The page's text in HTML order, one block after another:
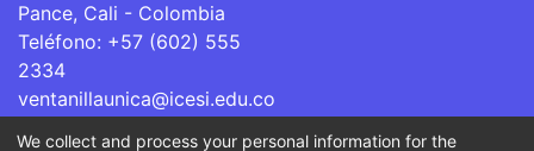
Pance, Cali - Colombia
Teléfono: +57 (602) 555
2334
ventanillaunica@icesi.edu.co
We collect and process your personal information for the